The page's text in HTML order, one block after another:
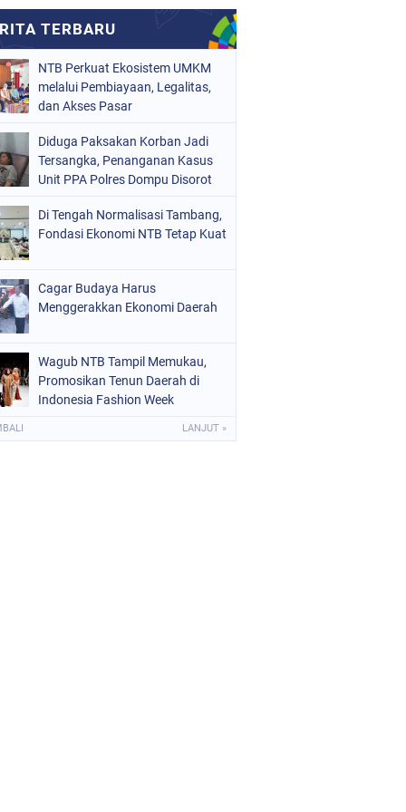
NTB Perkuat Ekosistem UMKM
melalui Pembiayaan, Legalitas,
dan Akses Pasar
Diduga Paksakan Korban Jadi
Tersangka, Penanganan Kasus
Unit PPA Polres Dompu Disorot
Di Tengah Normalisasi Tambang,
Fondasi Ekonomi NTB Tetap Kuat
Cagar Budaya Harus
Menggerakkan Ekonomi Daerah
Wagub NTB Tampil Memukau,
Promosikan Tenun Daerah di
Indonesia Fashion Week
LANJUT »